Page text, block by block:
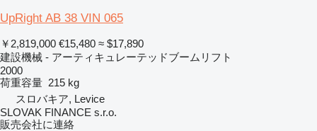
UpRight AB 38 VIN 065
￥2,819,000 €15,480 ≈ $17,890
建設機械 - アーティキュレーテッドブームリフト
2000
荷重容量 215 kg
スロバキア, Levice
SLOVAK FINANCE s.r.o.
販売会社に連絡